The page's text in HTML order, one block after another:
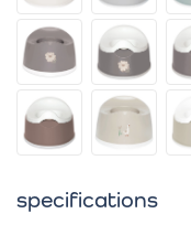
specifications